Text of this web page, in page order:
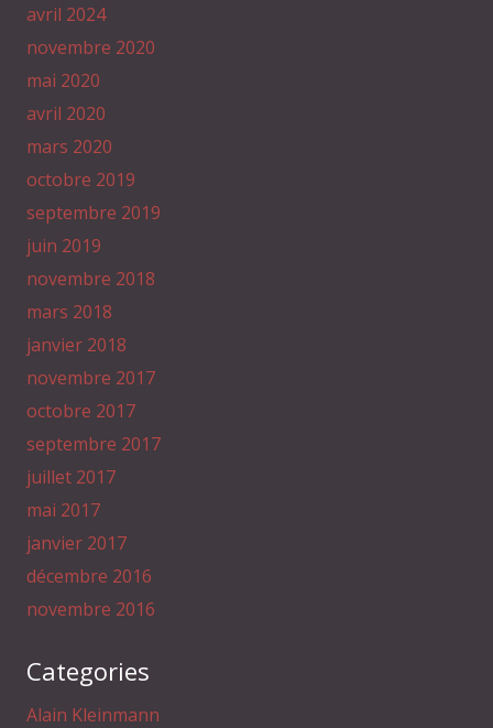
avril 2024
novembre 2020
mai 2020
avril 2020
mars 2020
octobre 2019
septembre 2019
juin 2019
novembre 2018
mars 2018
janvier 2018
novembre 2017
octobre 2017
septembre 2017
juillet 2017
mai 2017
janvier 2017
décembre 2016
novembre 2016
Categories
Alain Kleinmann